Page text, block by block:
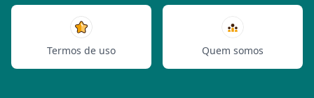
Termos de uso Quem somos